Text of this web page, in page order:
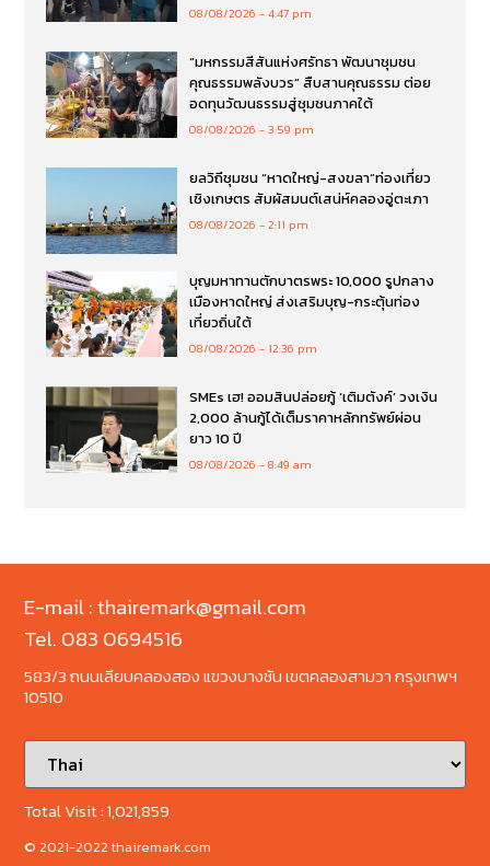
08/08/2026 4:47 pm
“มหกรรมสีสันแห่งศรัทธา พัฒนาชุมชน
คุณธรรมพลังบวร” สืบสานคุณธรรม ต่อย
อดทุนวัฒนธรรมสู่ชุมชนภาคใต้
08/08/2026 3:59 pm
ยลวิถีชุมชน “หาดใหญ่-สงขลา”ท่องเที่ยว
เชิงเกษตร สัมผัสมนต์เสน่ห์คลองอู่ตะเภา
08/08/2026 2:11 pm
บุญมหาทานตักบาตรพระ 10,000 รูปกลาง
เมืองหาดใหญ่ ส่งเสริมบุญ-กระตุ้นท่อง
เที่ยวถิ่นใต้
08/08/2026 12:36 pm
SMEs เฮ! ออมสินปล่อยกู้ ‘เติมตังค์’ วงเงิน
2,000 ล้านกู้ได้เต็มราคาหลักทรัพย์ผ่อน
ยาว 10 ปี
08/08/2026 8:49 am
E-mail : thairemark@gmail.com
Tel. 083 0694516
583/3 ถนนเลียบคลองสอง แขวงบางชัน เขตคลองสามวา กรุงเทพฯ
10510
Total Visit :1,021,859
© 2021-2022 thairemark.com